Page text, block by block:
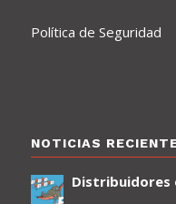
Política de Seguridad
NOTICIAS
Distribuidores